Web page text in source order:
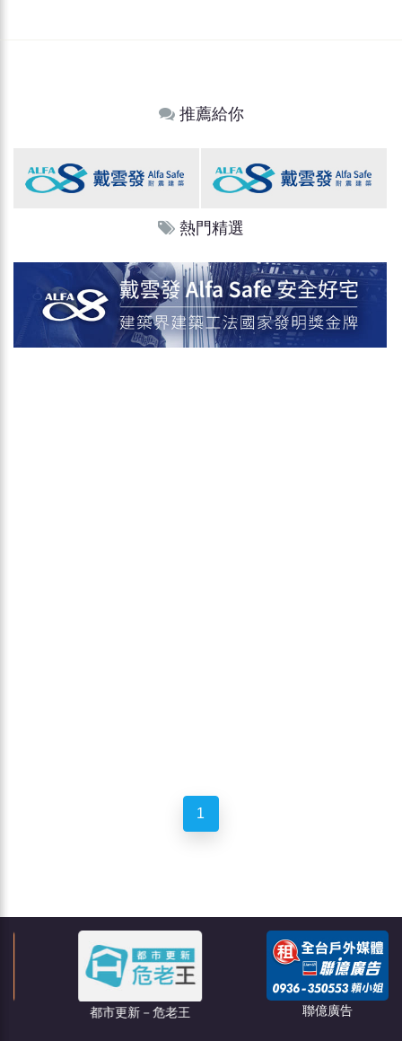
推薦給你
熱門精選
1
都市更新－危老王 聯億廣告